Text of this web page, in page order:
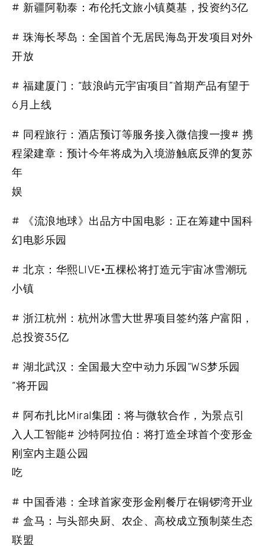
# 新疆阿勒泰：布伦托文旅小镇奠基，投资约3亿
# 珠海长琴岛：全国首个无居民海岛开发项目对外
开放
# 福建厦门：“鼓浪屿元宇宙项目”首期产品有望于
6月上线
# 同程旅行：酒店预订等服务接入微信搜一搜# 携
程梁建章：预计今年将成为入境游触底反弹的复苏
年
娱
# 《流浪地球》出品方中国电影：正在筹建中国科
幻电影乐园
# 北京：华熙LIVE·五棵松将打造元宇宙冰雪潮玩
小镇
# 浙江杭州：杭州冰雪大世界项目签约落户富阳，
总投资35亿
# 湖北武汉：全国最大空中动力乐园“WS梦乐园
“将开园
# 阿布扎比Miral集团：将与微软合作，为景点引
入人工智能# 沙特阿拉伯：将打造全球首个变形金
刚室内主题公园
吃
# 中国香港：全球首家变形金刚餐厅在铜锣湾开业
# 盒马：与头部央厨、农企、高校成立预制菜生态
联盟